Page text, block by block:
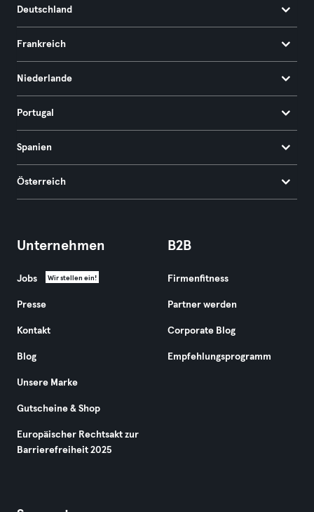
Deutschland
Frankreich
Niederlande
Portugal
Spanien
Österreich
Unternehmen
Jobs Wir stellen ein!
Presse
Kontakt
Blog
Unsere Marke
Gutscheine & Shop
Europäischer Rechtsakt zur
Barrierefreiheit 2025
B2B
Firmenfitness
Partner werden
Corporate Blog
Empfehlungsprogramm